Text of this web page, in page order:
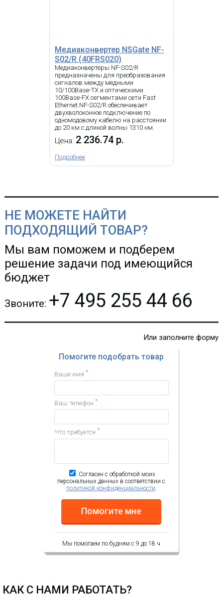
Медиаконвертер NSGate NF-
S02/R (40FRS020)
Медиаконвертеры NF-S02/R
предназначены для преобразования
сигналов между медными
10/100Base-TX и оптическими
100Base-FX сегментами сети Fast
Ethernet.NF-S02/R обеспечивает
двухволоконное подключение по
одномодовому кабелю на расстоянии
до 20 км с длиной волны 1310 нм.
Цена: 2 236.74 р.
Подробнее
НЕ МОЖЕТЕ НАЙТИ
ПОДХОДЯЩИЙ ТОВАР?
Мы вам поможем и подберем
решение задачи под имеющийся
бюджет
Звоните: +7 495 255 44 66
Или заполните форму
Помогите подобрать товар
Ваше имя *
Ваш телефон *
Что требуется *
Согласен с обработкой моих
персональных данных в соответствии с
политикой конфиденциальности
Помогите мне
Мы помогаем по будням с 9 до 18 ч
КАК С НАМИ РАБОТАТЬ?